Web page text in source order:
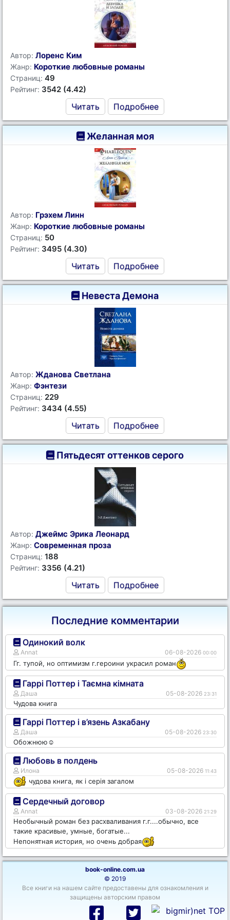
Автор: Лоренс Ким
Жанр: Короткие любовные романы
Страниц: 49
Рейтинг: 3542 (4.42)
Читать Подробнее
Желанная моя
Автор: Грэхем Линн
Жанр: Короткие любовные романы
Страниц: 50
Рейтинг: 3495 (4.30)
Читать Подробнее
Невеста Демона
Автор: Жданова Светлана
Жанр: Фэнтези
Страниц: 229
Рейтинг: 3434 (4.55)
Читать Подробнее
Пятьдесят оттенков серого
Автор: Джеймс Эрика Леонард
Жанр: Современная проза
Страниц: 188
Рейтинг: 3356 (4.21)
Читать Подробнее
Последние комментарии
Одинокий волк
Annat 06-08-2026 00:00
Гг. тупой, но оптимизм г.героини украсил роман
Гаррі Поттер і Таємна кімната
Даша 05-08-2026 23:31
Чудова книга
Гаррі Поттер і в’язень Азкабану
Даша 05-08-2026 23:30
Обожнюю☺️
Любовь в полдень
Илона 05-08-2026 11:43
чудова книга, як і серія загалом
Сердечный договор
Annat 03-08-2026 21:29
Необычный роман без расхваливания г.г....обычно, все
такие красивые, умные, богатые...
Непонятная история, но очень добрая
book-online.com.ua
© 2019
Все книги на нашем сайте предоставены для ознакомления и
защищены авторским правом